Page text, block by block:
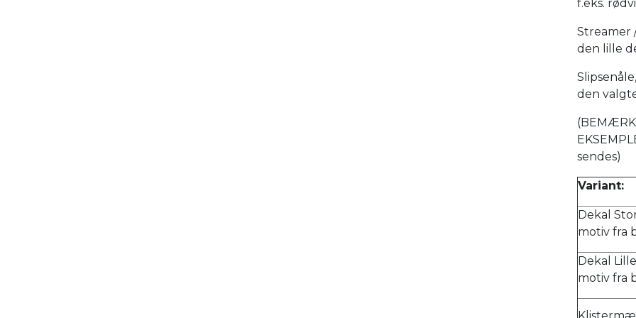
f.eks.
Streamer
den lille
den
(BEMÆRK
sendes)
Variant:
Dekal
motiv fra
Dekal
motiv fra